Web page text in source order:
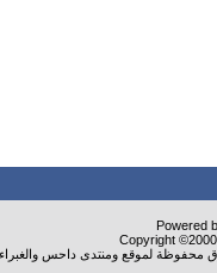
Powered
Copyright
محفوظة لموقع ومنتدى داحس